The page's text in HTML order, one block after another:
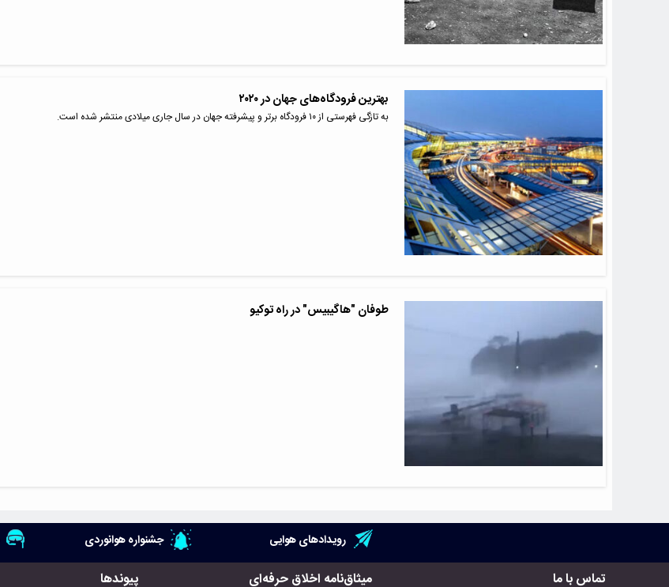
بهترین فرودگاه‌های جهان در ۲۰۲۰
به تازگی فهرستی از ۱۰ فرودگاه برتر و پیشرفته جهان در سال جاری میلادی منتشر شده است.
طوفان "هاگیبیس" در راه توکیو
رویدادهای هوایی جشنواره هوانوردی
تماس با ما میثاق‌نامه اخلاق حرفه‌ای پیوندها